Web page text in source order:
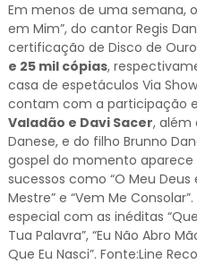
Em menos de uma semana, o
em Mim”, do cantor Regis
certificação de Disco de
e 25 mil cópias,
casa de espetáculos Via
contam com a participação
Valadão e Davi Sacer, além
Danese, e do filho Brunno
gospel do momento
sucessos como “O Meu Deus
Mestre” e “Vem Me
especial com as inéditas
Tua Palavra”, “Eu Não Abro
Que Eu Nasci”. Fonte:Line